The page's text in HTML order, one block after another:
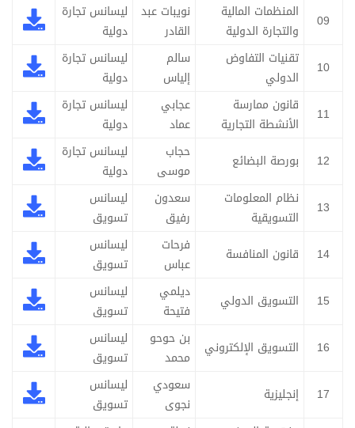
09
المنظمات المالية
والتجارة الدولية
نويبات عبد
القادر
ليسانس تجارة
دولية
10
تقنيات التفاوض
الدولي
سالم
إلياس
ليسانس تجارة
دولية
11
قانون ممارسة
الأنشطة التجارية
عجابي
عماد
ليسانس تجارة
دولية
12
بورصة البضائع
حجاب
موسى
ليسانس تجارة
دولية
13
نظام المعلومات
التسويقية
سعدون
رفيق
ليسانس
تسويق
14
قانون المنافسة
فرحات
عباس
ليسانس
تسويق
15
التسويق الدولي
ديلمي
فتيحة
ليسانس
تسويق
16
التسويق الإلكتروني
بن حوحو
محمد
ليسانس
تسويق
17
إنجليزية
سعودي
نجوى
ليسانس
تسويق